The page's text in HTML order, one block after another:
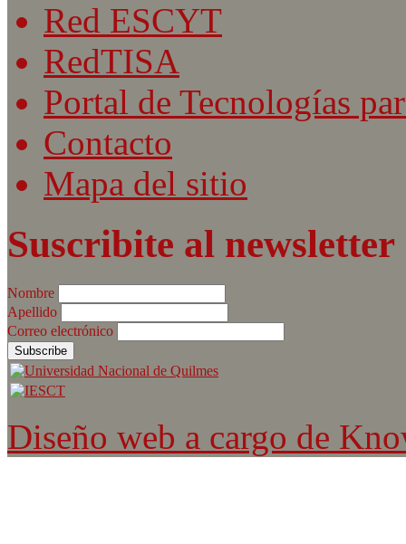
Red ESCYT
RedTISA
Portal de Tecnologías
Contacto
Mapa del sitio
Suscribite al newsletter
Nombre
Apellido
Correo electrónico
Diseño web a cargo de